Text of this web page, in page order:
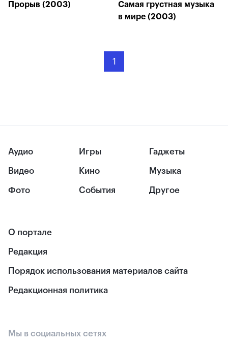
Прорыв (2003)
Самая грустная музыка
в мире (2003)
1
Аудио
Видео
Фото
Игры
Кино
События
Гаджеты
Музыка
Другое
О портале
Редакция
Порядок использования материалов сайта
Редакционная политика
Мы в социальных сетях